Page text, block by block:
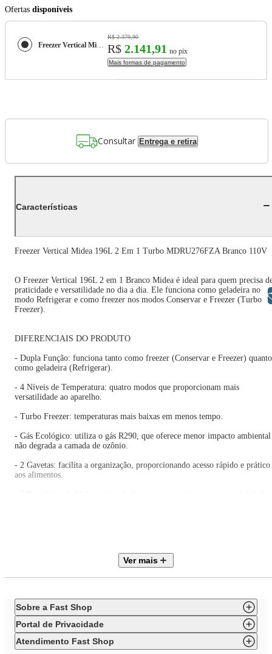
Ofertas disponíveis
Freezer Vertical Midea 196L 2 Em 1 Turbo MDRU276FZA Branco 110V
R$ 2.379,90
R$ 2.141,91 no pix
Mais formas de pagamento
Consultar Entrega e retira
Características
Freezer Vertical Midea 196L 2 Em 1 Turbo MDRU276FZA Branco 110V
O Freezer Vertical 196L 2 em 1 Branco Midea é ideal para quem precisa
praticidade e versatilidade no dia a dia. Ele funciona como geladeira no
modo Refrigerar e como freezer nos modos Conservar e Freezer (Turbo
Freezer).
DIFERENCIAIS DO PRODUTO
- Dupla Função: funciona tanto como freezer (Conservar e Freezer) quanto
como geladeira (Refrigerar).
- 4 Níveis de Temperatura: quatro modos que proporcionam mais
versatilidade ao aparelho.
- Turbo Freezer: temperaturas mais baixas em menos tempo.
- Gás Ecológico: utiliza o gás R290, que oferece menor impacto ambiental
não degrada a camada de ozônio.
- 2 Gavetas: facilita a organização, proporcionando acesso rápido e prático
aos alimentos.
Marca: Midea
Modelo: MDRU276FZA
Cor: Branco
Tipo de freezer: Vertical
Voltagem: 127V
Capacidade: 196L
Ver mais
Sobre a Fast Shop
Portal de Privacidade
Atendimento Fast Shop
Libras